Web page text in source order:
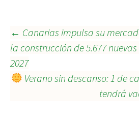
Navegación
de
entradas
← Canarias impulsa su
la construcción de 5.677
2027
Verano sin descanso: 1 de
tendrá